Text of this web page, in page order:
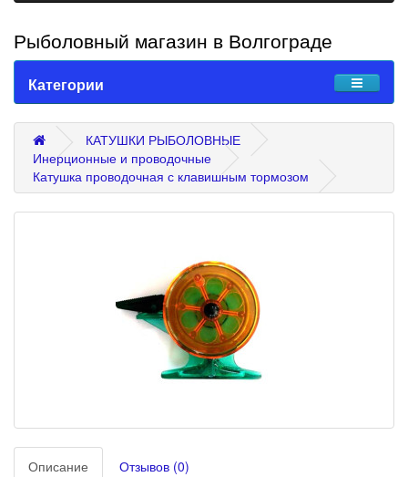
Рыболовный магазин в Волгограде
Категории
КАТУШКИ РЫБОЛОВНЫЕ
Инерционные и проводочные
Катушка проводочная с клавишным тормозом
Описание Отзывов (0)